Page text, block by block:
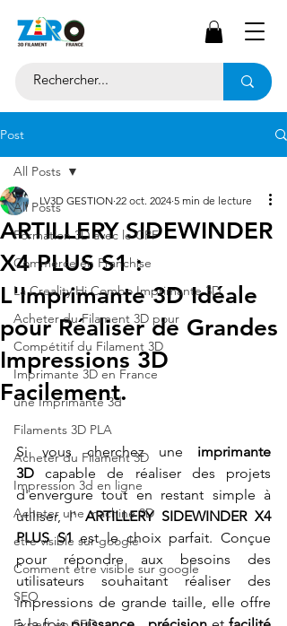
Post
All Posts
Formation 3D avec le CPF
Commerce en Franchise
La Creality Hi Combo Imprimante 3D
Acheter du Filament 3D pour
Compétitif du Filament 3D
Imprimante 3D en France
une Imprimante 3d
Filaments 3D PLA
Acheter du Filament 3D
Impression 3d en ligne
Acheter une machine 3D
etre visible sur google
Comment etre visible sur google
SEO
All Posts
ARTILLERY SIDEWINDER
X4 PLUS S1 :
L'Imprimante 3D Idéale
pour Réaliser de Grandes
Impressions 3D
Facilement.
LV3D GESTION 22 oct. 2024 5 min de lecture
Si vous cherchez une imprimante
3D capable de réaliser des projets
d'envergure tout en restant simple à
utiliser, l' ARTILLERY SIDEWINDER X4
PLUS S1 est le choix parfait. Conçue
pour répondre aux besoins des
utilisateurs souhaitant réaliser des
impressions de grande taille, elle offre